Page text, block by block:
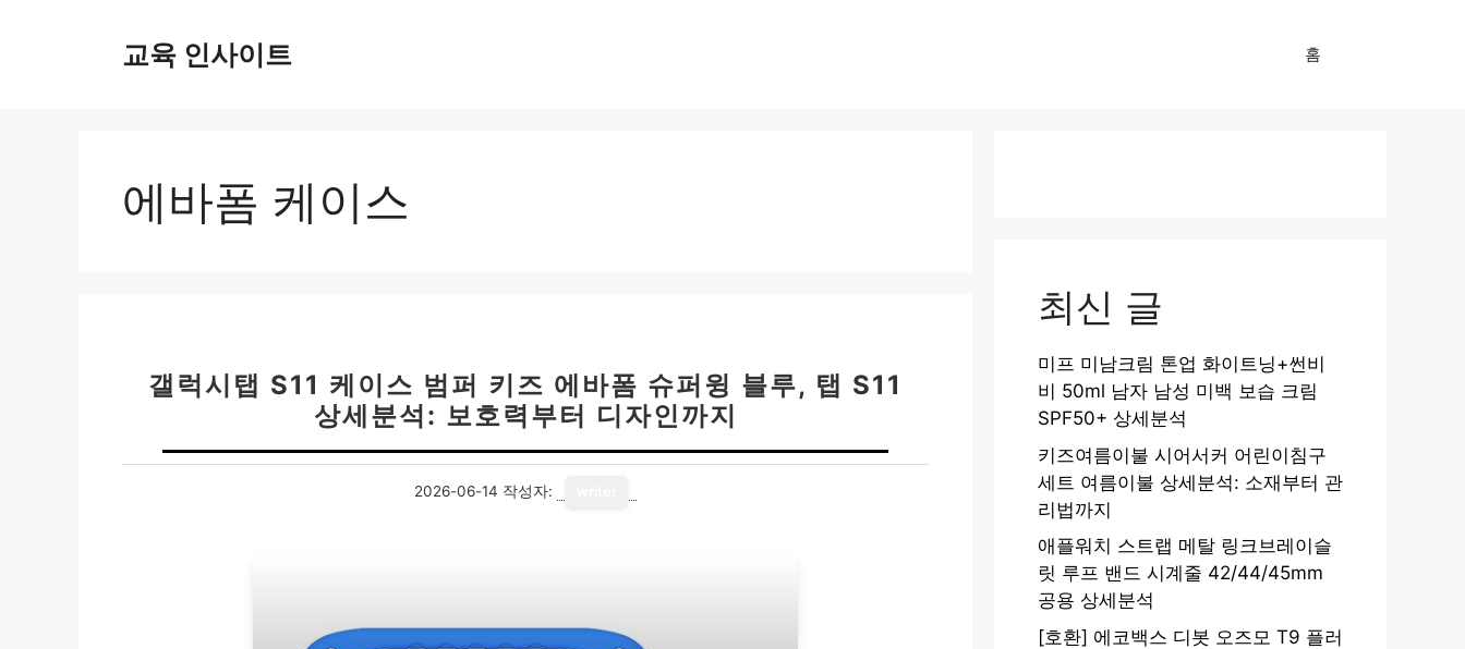
교육 인사이트 홈
에바폼 케이스
갤럭시탭 S11 케이스 범퍼 키즈 에바폼 슈퍼윙 블루, 탭 S11
상세분석: 보호력부터 디자인까지
2026-06-14 작성자:
최신 글
미프 미남크림 톤업 화이트닝+썬비
비 50ml 남자 남성 미백 보습 크림
SPF50+ 상세분석
키즈여름이불 시어서커 어린이침구
세트 여름이불 상세분석: 소재부터 관
리법까지
애플워치 스트랩 메탈 링크브레이슬
릿 루프 밴드 시계줄 42/44/45mm
공용 상세분석
[호환] 에코백스 디봇 오즈모 T9 플러